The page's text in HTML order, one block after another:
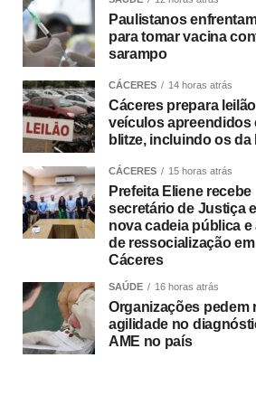
Paulistanos
para tomar vacina
sarampo
CÁCERES 14 horas atrás
Cáceres prepara
veículos apreendidos
blitze, incluindo os da
CÁCERES 15 horas atrás
Prefeita Eliene recebe
secretário de Justiça
nova cadeia pública e
de ressocialização em
Cáceres
SAÚDE 16 horas atrás
Organizações pedem
agilidade no
AME no país